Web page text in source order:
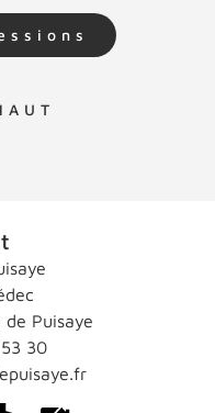
de Puisaye
30